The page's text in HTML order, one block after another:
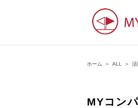
ホーム ＞ ALL ＞ 活
MYコン